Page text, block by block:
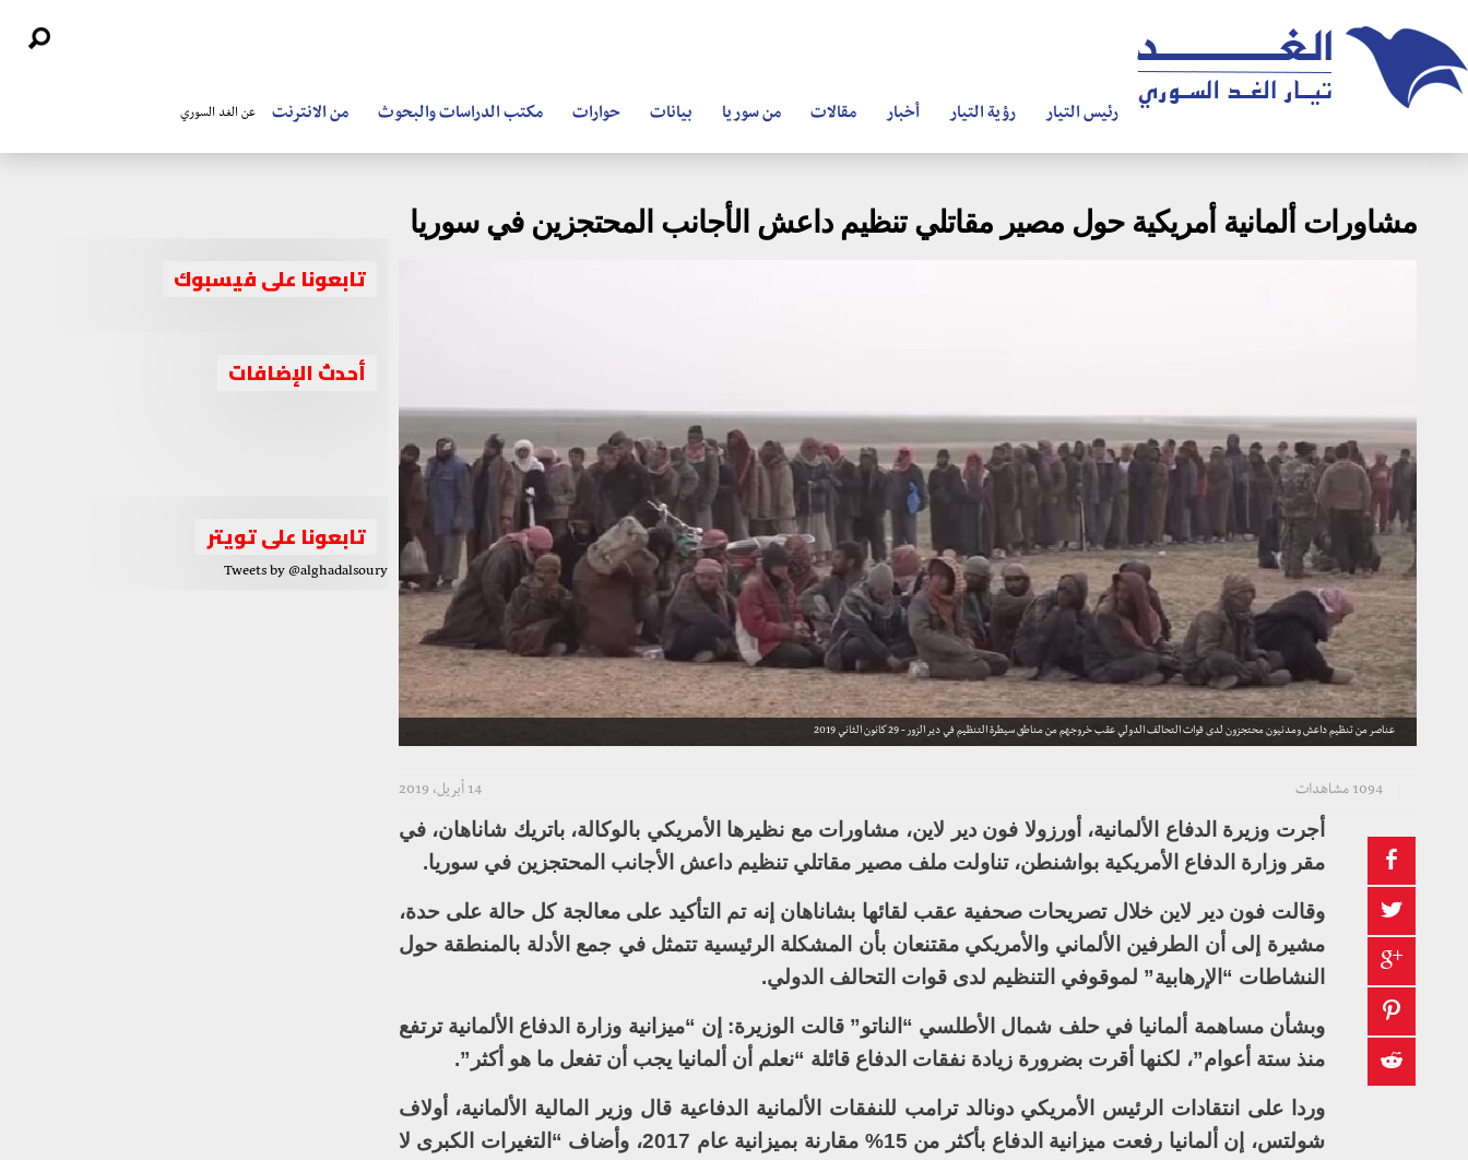
رئيس التيار رؤية التيار أخبار مقالات من سوريا بيانات حوارات مكتب الدراسات والبحوث من الانترنت عن الغد السوري
مشاورات ألمانية أمريكية حول مصير مقاتلي تنظيم داعش الأجانب المحتجزين في سوريا
عناصر من تنظيم داعش ومدنيون محتجزون لدى قوات التحالف الدولي عقب خروجهم من مناطق سيطرة التنظيم في دير الزور - 29 كانون الثاني 2019
14 أبريل، 2019 1094 مشاهدات
أجرت وزيرة الدفاع الألمانية، أورزولا فون دير لاين، مشاورات مع نظيرها الأمريكي بالوكالة، باتريك شاناهان، في
مقر وزارة الدفاع الأمريكية بواشنطن، تناولت ملف مصير مقاتلي تنظيم داعش الأجانب المحتجزين في سوريا.
وقالت فون دير لاين خلال تصريحات صحفية عقب لقائها بشاناهان إنه تم التأكيد على معالجة كل حالة على حدة،
مشيرة إلى أن الطرفين الألماني والأمريكي مقتنعان بأن المشكلة الرئيسية تتمثل في جمع الأدلة بالمنطقة حول
النشاطات “الإرهابية” لموقوفي التنظيم لدى قوات التحالف الدولي.
وبشأن مساهمة ألمانيا في حلف شمال الأطلسي “الناتو” قالت الوزيرة: إن “ميزانية وزارة الدفاع الألمانية ترتفع
منذ ستة أعوام”، لكنها أقرت بضرورة زيادة نفقات الدفاع قائلة “نعلم أن ألمانيا يجب أن تفعل ما هو أكثر”.
وردا على انتقادات الرئيس الأمريكي دونالد ترامب للنفقات الألمانية الدفاعية قال وزير المالية الألمانية، أولاف
شولتس، إن ألمانيا رفعت ميزانية الدفاع بأكثر من 15% مقارنة بميزانية عام 2017، وأضاف “التغيرات الكبرى لا
تابعونا على فيسبوك
أحدث الإضافات
جبهة السلام والحرية تعقد اجتماعا موسعا
برئاسة الشيخ أحمد الجربا
جبهة السلام والحرية تنعي المعارض
تابعونا على تويتر
Tweets by @alghadalsoury